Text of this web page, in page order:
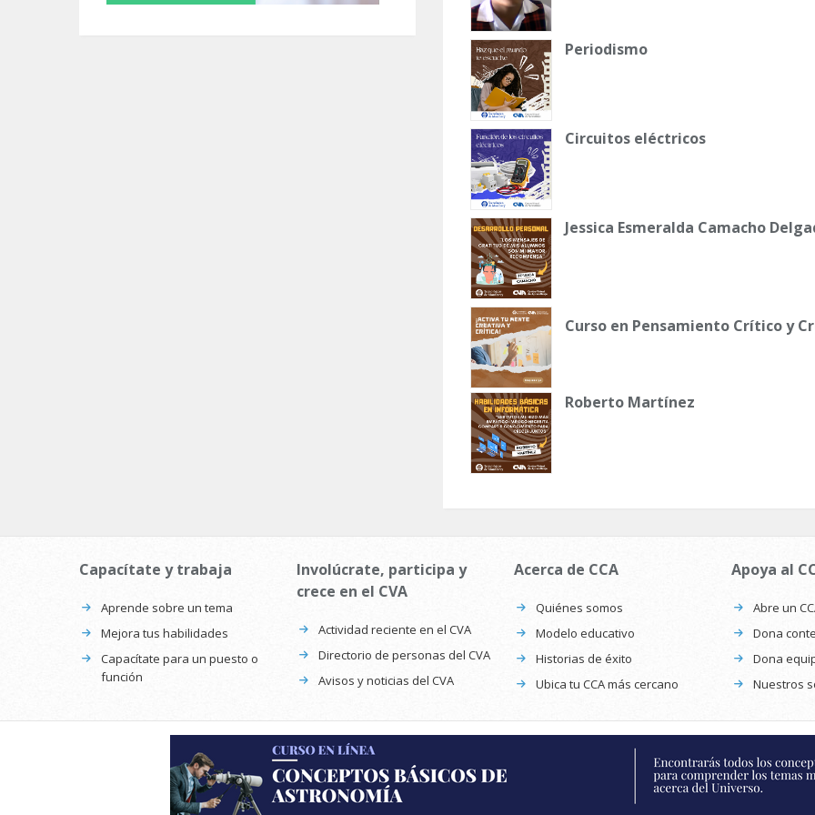
Periodismo
Circuitos eléctricos
Jessica Esmeralda Camacho
Curso en Pensamiento Crítico y
Roberto Martínez
Capacítate y trabaja
Aprende sobre un tema
Mejora tus habilidades
Capacítate para un puesto o
función
Involúcrate, participa y
crece en el CVA
Actividad reciente en el CVA
Directorio de personas del CVA
Avisos y noticias del CVA
Acerca de CCA
Quiénes somos
Modelo educativo
Historias de éxito
Ubica tu CCA más cercano
Apoya al
Abre un
Dona
Dona
Nuestros